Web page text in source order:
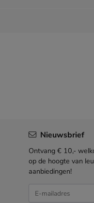
Nieuwsbrief
Ontvang € 10,-
op de hoogte van
aanbiedingen!
E-mailadres